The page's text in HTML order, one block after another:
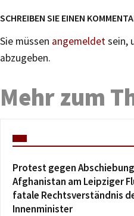
SCHREIBEN SIE EINEN
Sie müssen angemeldetsein,
abzugeben.
Mehr zum
Protest gegen
Afghanistan am Leipziger
fatale Rechtsverständnis
Innenminister